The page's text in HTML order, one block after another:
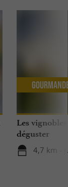
Les
déguster
4,7 km -